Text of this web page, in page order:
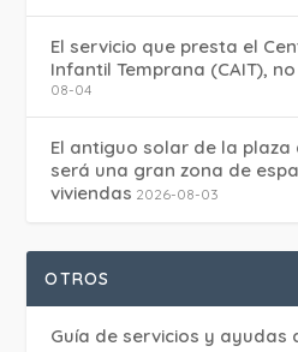
El servicio que presta el
Infantil Temprana (CAIT),
08-04
El antiguo solar de la
será una gran zona de
viviendas 2026-08-03
OTROS
Guía de servicios y ayudas